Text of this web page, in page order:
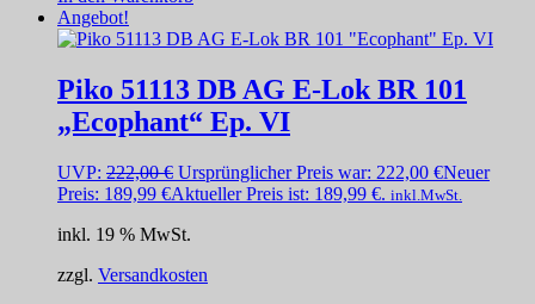
Angebot!
Piko 51113 DB AG E-Lok BR 101
„Ecophant“ Ep. VI
UVP: 222,00€ Ursprünglicher Preis war: 222,00 €Neuer
Preis: 189,99 €Aktueller Preis ist: 189,99 €. inkl.MwSt.
inkl. 19 % MwSt.
zzgl. Versandkosten